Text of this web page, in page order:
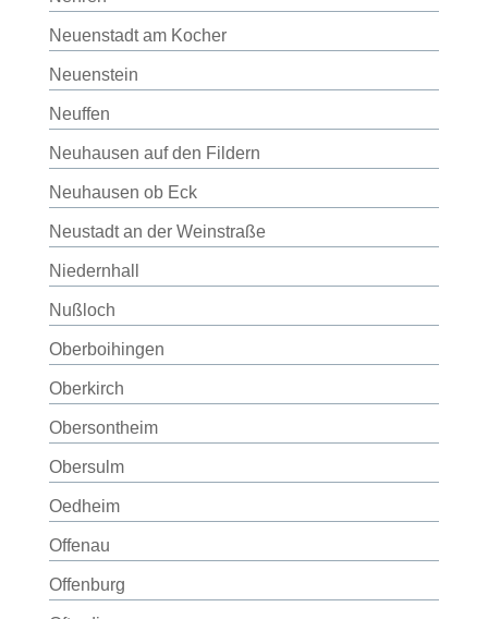
Neuenstadt am Kocher
Neuenstein
Neuffen
Neuhausen auf den Fildern
Neuhausen ob Eck
Neustadt an der Weinstraße
Niedernhall
Nußloch
Oberboihingen
Oberkirch
Obersontheim
Obersulm
Oedheim
Offenau
Offenburg